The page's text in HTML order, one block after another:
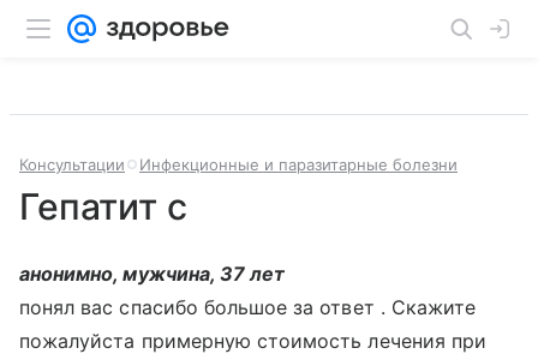
Консультации Инфекционные и паразитарные болезни
Гепатит с
анонимно, мужчина, 37 лет
понял вас спасибо большое за ответ . Скажите
пожалуйста примерную стоимость лечения при